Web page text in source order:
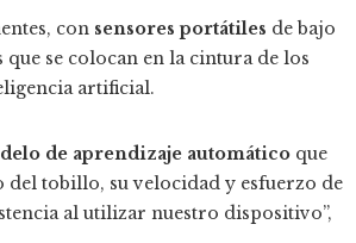
con sensores portátiles de bajo
se colocan en la cintura de los
artificial.
de aprendizaje automático que
del tobillo, su velocidad y esfuerzo de
al utilizar nuestro dispositivo”,